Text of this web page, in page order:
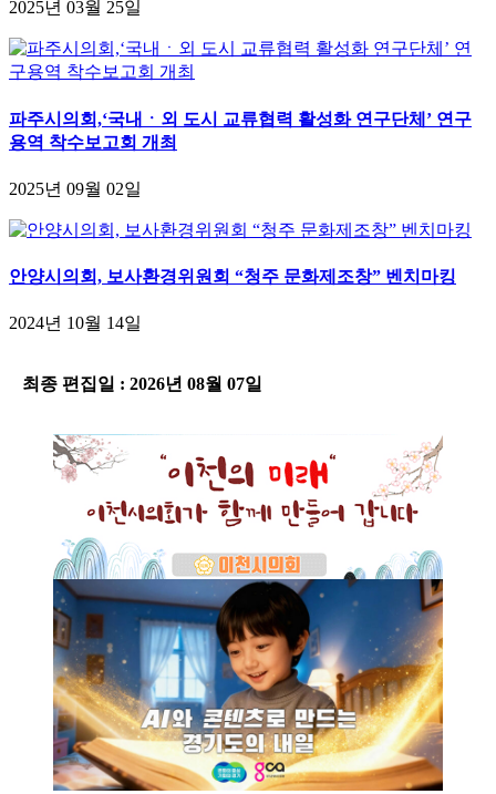
2025년 03월 25일
파주시의회,‘국내ㆍ외 도시 교류협력 활성화 연구단체’ 연구
용역 착수보고회 개최
2025년 09월 02일
안양시의회, 보사환경위원회 “청주 문화제조창” 벤치마킹
2024년 10월 14일
최종 편집일 : 2026년 08월 07일